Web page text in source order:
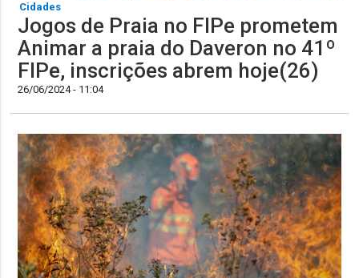
Cidades
Jogos de Praia no FIPe prometem
Animar a praia do Daveron no 41º
FIPe, inscrições abrem hoje(26)
26/06/2024 - 11:04